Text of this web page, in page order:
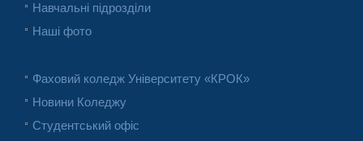
Навчальні підрозділи
Наші фото
Фаховий коледж Університету «КРОК»
Новини Коледжу
Студентський офіс